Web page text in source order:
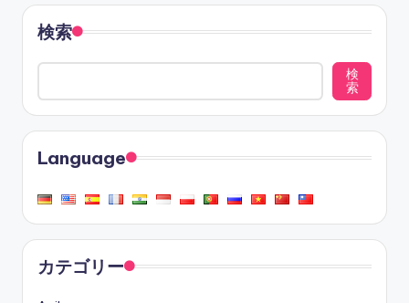
検索
検
索
Language
カテゴリー